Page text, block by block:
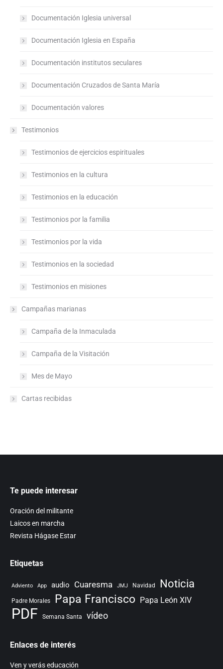
Documentación Iglesia universal
Documentación Iglesia en España
Documentación institutos seculares
Documentación Cruzados de Santa María
Documentación valores
Testimonios
Testimonios de ejercicios espirituales
Testimonios en la cultura
Testimonios en la educación
Testimonios por la familia
Testimonios por la vida
Testimonios en la sociedad
Testimonios en misiones
Campañas marianas
Campaña de la Inmaculada
Campaña de la Visitación
Mes de Mayo
Cartas recibidas
Te puede interesar
Oración del militante
Laicos en marcha
Revista Hágase Estar
Etiquetas
Adviento App audio Cuaresma JMJ Navidad Noticia
Padre Morales Papa Francisco Papa León XIV
PDF Semana Santa vídeo
Enlaces de interés
Ven y verás educación